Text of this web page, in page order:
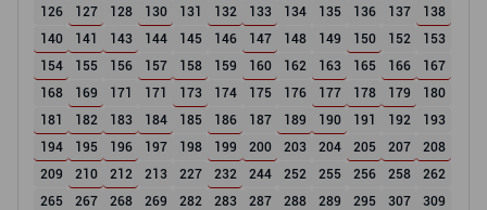
126
127 128 130 131 132 133 134 135 136 137
138
140
141 143 144 145 146 147 148 149 150 152
153
154
155 156 157 158 159 160 162 163 165 166
167
168
169 171 171 173 174 175 176 177 178 179
180
181
182 183 184 185 186 187 189 190 191 192
193
194
195 196 197 198 199 200 203 204 205 207
208
209
210 212 213 227 232 244 252 255 256 258
262
265
267 268 269 282 283 287 288 289 295 307
309